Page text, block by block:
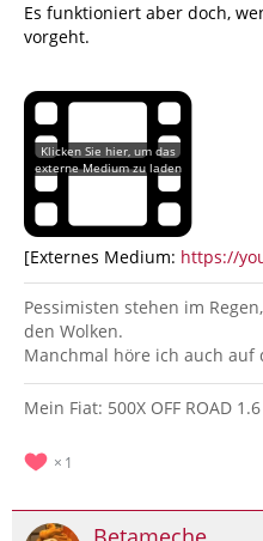
Es funktioniert aber doch,
vorgeht.
[Externes Medium: https://
Pessimisten stehen im
den Wolken.
Manchmal höre ich auch auf
Mein Fiat: 500X OFF ROAD
1